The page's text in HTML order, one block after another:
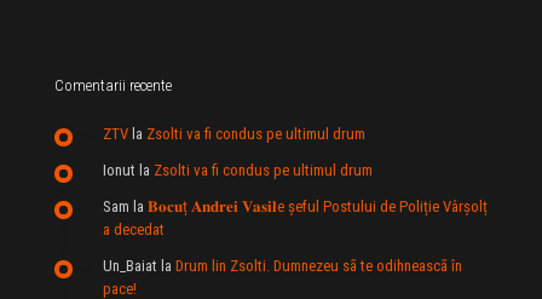
Comentarii recente
ZTV la Zsolti va fi condus pe ultimul drum
Ionut la Zsolti va fi condus pe ultimul drum
Sam la 𝐁𝐨𝐜𝐮ț 𝐀𝐧𝐝𝐫𝐞𝐢 𝐕𝐚𝐬𝐢𝐥e şeful Postului de Poliție Vârșolț
a decedat
Un_Baiat la Drum lin Zsolti. Dumnezeu sã te odihneascã în
pace!